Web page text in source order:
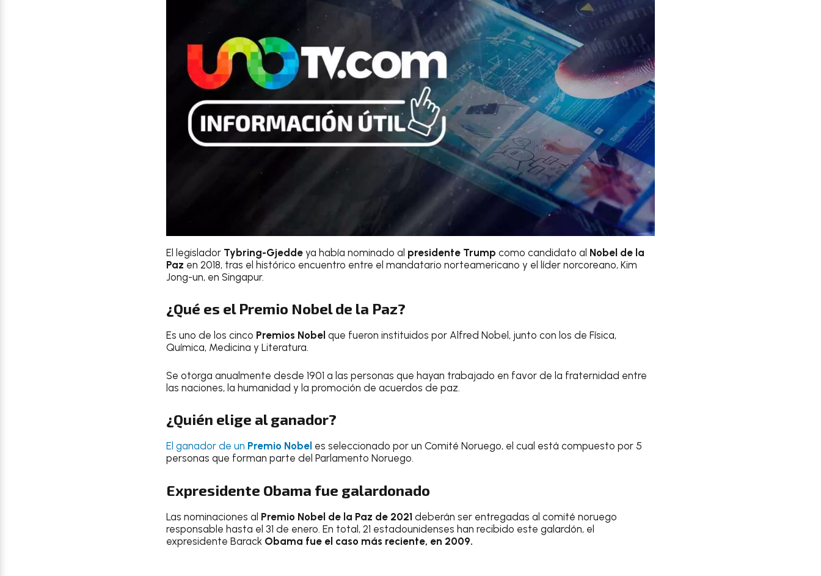
El legislador Tybring-Gjedde ya había nominado al presidente Trump como candidato al Nobel de la
Paz en 2018, tras el histórico encuentro entre el mandatario norteamericano y el líder norcoreano, Kim
Jong-un, en Singapur.
¿Qué es el Premio Nobel de la Paz?
Es uno de los cinco Premios Nobel que fueron instituidos por Alfred Nobel, junto con los de Física,
Química, Medicina y Literatura.
Se otorga anualmente desde 1901 a las personas que hayan trabajado en favor de la fraternidad entre
las naciones, la humanidad y la promoción de acuerdos de paz.
¿Quién elige al ganador?
El ganador de un Premio Nobel es seleccionado por un Comité Noruego, el cual está compuesto por 5
personas que forman parte del Parlamento Noruego.
Expresidente Obama fue galardonado
Las nominaciones al Premio Nobel de la Paz de 2021 deberán ser entregadas al comité noruego
responsable hasta el 31 de enero. En total, 21 estadounidenses han recibido este galardón, el
expresidente Barack Obama fue el caso más reciente, en 2009.